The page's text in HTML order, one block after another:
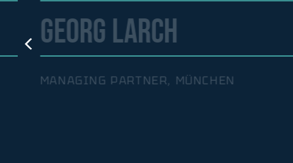
GEORG LARCH
MANAGING PARTNER, MÜNCHEN